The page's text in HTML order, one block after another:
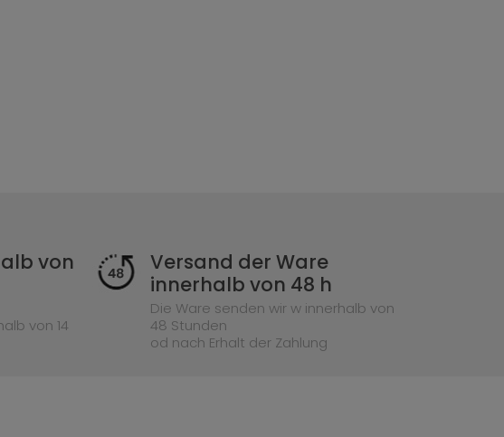
von
von 14
Versand der Ware
innerhalb von 48 h
Die Ware senden wir w innerhalb von
48 Stunden
od nach Erhalt der Zahlung